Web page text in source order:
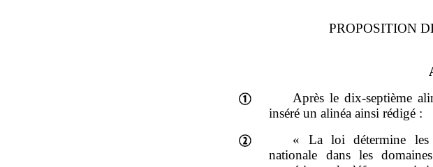
PROPOSITION
Après le dix‑septième
inséré un alinéa ainsi rédigé :
« La loi détermine les
nationale dans les